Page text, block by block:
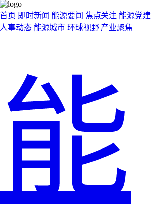
首页 即时新闻 能源要闻 焦点关注 能源党建
人事动态 能源城市 环球视野 产业聚焦
能